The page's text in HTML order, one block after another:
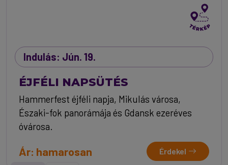
Indulás: Jún. 19.
ÉJFÉLI NAPSÜTÉS
Hammerfest éjféli napja, Mikulás városa,
Északi-fok panorámája és Gdansk ezeréves
óvárosa.
Ár: hamarosan Érdekel